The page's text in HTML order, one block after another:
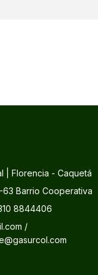
| Florencia - Caquetá
63 Barrio Cooperativa
8844406
/